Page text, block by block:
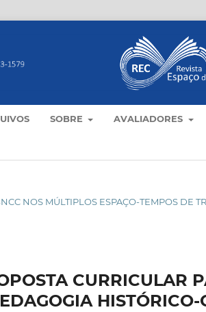
SOBRE AVALIADORES
NOS MÚLTIPLOS ESPAÇO-TEMPOS DE
CURRICULAR
HISTÓRICO-